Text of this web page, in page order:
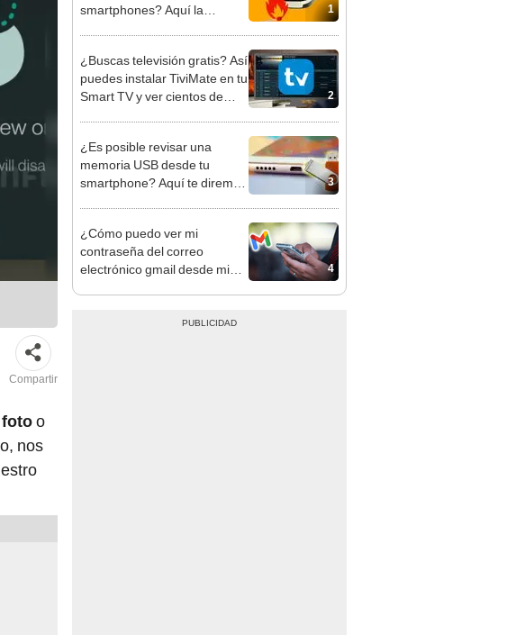
Compartir
fotoo
nos
1
smartphones? Aquí la
2
¿Buscas televisión gratis? Así
puedes instalar TiviMate en tu
Smart TV y ver cientos de
3
¿Es posible revisar una
memoria USB desde tu
smartphone? Aquí te diremos
4
¿Cómo puedo ver mi
contraseña del correo
electrónico gmail desde mi